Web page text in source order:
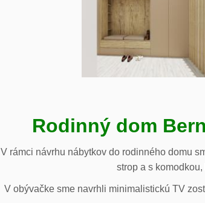
Rodinný dom
V rámci návrhu nábytkov do rodinného domu
strop a s
V obývačke sme navrhli minimalistickú TV